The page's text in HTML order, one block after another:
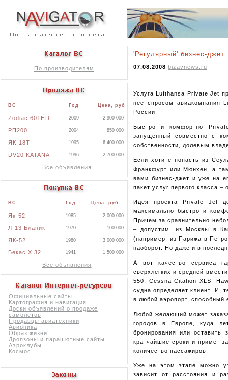
По производителям
ВС Год Цена, руб
Zodiac 601HD 2009 2 900 000
РП200 2004 850 000
ЯК-18Т 1995 6 400 000
DV20 KATANA 1996 2 700 000
Все объявления
ВС Год Цена, руб
Як-52 1985 2 000 000
Л-13 Бланик 1970 100 000
ЯК-52 1980 3 000 000
Бекас X 32 1941 1 500 000
Все объявления
Официальные сайты
Картография и навигация
Доски объявлений о продаже
самолетов
Продавцы авиатехники
Авионика
Образ жизни
Дропзоны и парашютные сайты
Аэроклубы
Космос
'Регулярный' бизнес-джет
07.08.2008 bizavnews.ru
Услуга Lufthansa Private Jet
нее спросом авиакомпания
России.
Быстро и комфортно
запущенный совместно с
собственности, долевым
Если хотите попасть из
Франкфурт или Мюнхен, а
вами бизнес-джет и уже на
пакет услуг первого класса –
Идея проекта Private Jet
максимально быстро и
Причем за сравнительно
– допустим, из Москвы в
(например, из Парижа в
наоборот. Но даже и в
А вот качество сервиса
сверхлегких и средней
550, Cessna Citation XLS,
судна определяет клиент. И,
в любой аэропорт, способный
Любой желающий может
городов в Европе, куда
бронирования или оставить
кратчайшие сроки и примет
количество пассажиров.
Уже на этом этапе можно
зависит от расстояния и